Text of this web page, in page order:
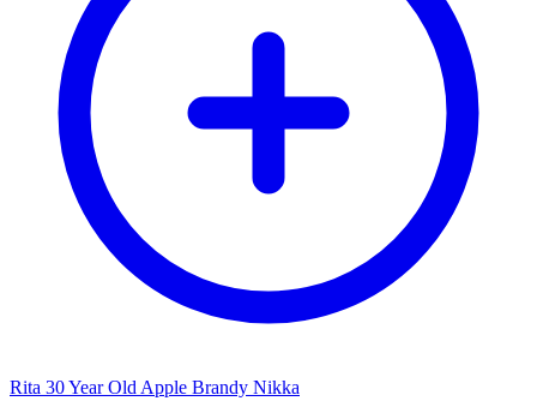
Rita 30 Year Old Apple Brandy Nikka